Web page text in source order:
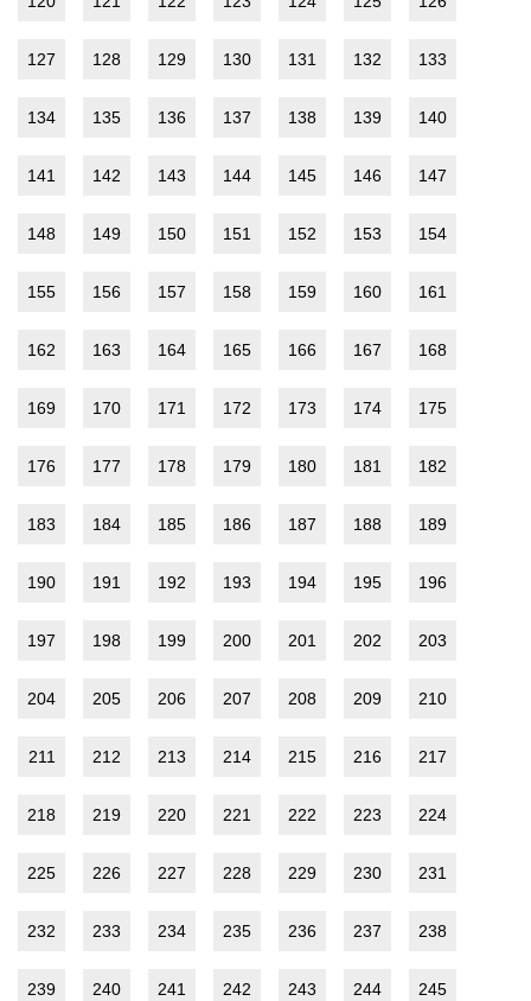
127 128 129 130 131 132 133
134 135 136 137 138 139 140
141 142 143 144 145 146 147
148 149 150 151 152 153 154
155 156 157 158 159 160 161
162 163 164 165 166 167 168
169 170 171 172 173 174 175
176 177 178 179 180 181 182
183 184 185 186 187 188 189
190 191 192 193 194 195 196
197 198 199 200 201 202 203
204 205 206 207 208 209 210
211 212 213 214 215 216 217
218 219 220 221 222 223 224
225 226 227 228 229 230 231
232 233 234 235 236 237 238
239 240 241 242 243 244 245